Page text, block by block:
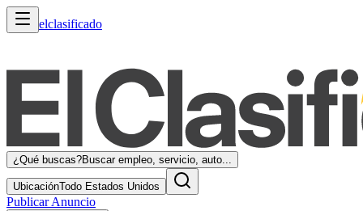
elclasificado
¿Qué buscas?Buscar empleo, servicio, auto...
UbicaciónTodo Estados Unidos
Publicar Anuncio